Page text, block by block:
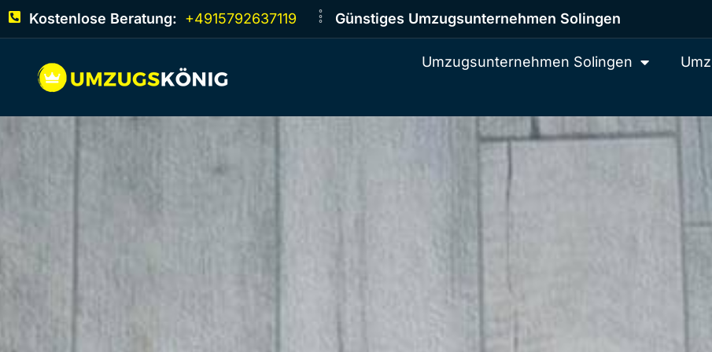
Kostenlose Beratung: +4915792637119 Günstiges Umzugsunternehmen Solingen
Umzugsunternehmen Solingen